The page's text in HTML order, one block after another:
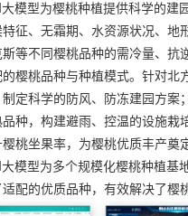
模型为樱桃种植提供科学的建
征、无霜期、水资源状况、地
斯等不同樱桃品种的需冷量、抗
的樱桃品种与种植模式。针对北
制定科学的防风、防冻建园方案
种，构建避雨、控温的设施栽
桃坐果率，为樱桃优质丰产奠
模型为多个规模化樱桃种植基
配的优质品种，有效解决了樱